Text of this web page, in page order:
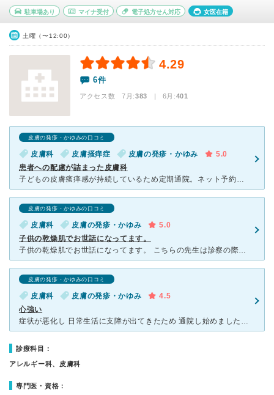
駐車場あり マイナ受付 電子処方せん対応 女医在籍
土曜（〜12:00）
4.29
6件
アクセス数 7月:383 | 6月:401
皮膚の発疹・かゆみの口コミ
皮膚科 皮膚掻痒症 皮膚の発疹・かゆみ
5.0
患者への配慮が詰まった皮膚科
子どもの皮膚瘙痒感が持続しているため定期通院。ネット予約ができ、10番以内になったら院内で受付をするようにするシステム。 待てない子どもを長い時間院内で待たすこともないのでとても助かります。中には小
皮膚の発疹・かゆみの口コミ
皮膚科 皮膚の発疹・かゆみ
5.0
子供の乾燥肌でお世話になってます。
子供の乾燥肌でお世話になってます。 こちらの先生は診察の際、全身を丁寧に見てくもらえるので安心できます。 子供肌のお手入れで悩んでいましたが、スキンケアを詳しく教えてもらい、以前と比べて、しっ
皮膚の発疹・かゆみの口コミ
皮膚科 皮膚の発疹・かゆみ
4.5
心強い
症状が悪化し 日常生活に支障が出てきたため 通院し始めました。 かなりひどい状態からのスタートでしたので ３ヶ月通院し未だ通院中ですが完治に向け頑張っています。 わたしは過去のトラウマが
診療科目：
アレルギー科、皮膚科
専門医・資格：